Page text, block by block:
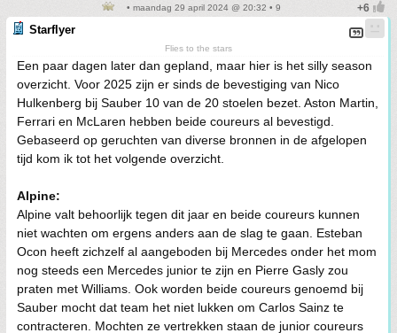
• maandag 29 april 2024 @ 20:32 • 9
Starflyer
Flies to the stars
Een paar dagen later dan gepland, maar hier is het silly season
overzicht. Voor 2025 zijn er sinds de bevestiging van Nico
Hulkenberg bij Sauber 10 van de 20 stoelen bezet. Aston Martin,
Ferrari en McLaren hebben beide coureurs al bevestigd.
Gebaseerd op geruchten van diverse bronnen in de afgelopen
tijd kom ik tot het volgende overzicht.
Alpine:
Alpine valt behoorlijk tegen dit jaar en beide coureurs kunnen
niet wachten om ergens anders aan de slag te gaan. Esteban
Ocon heeft zichzelf al aangeboden bij Mercedes onder het mom
nog steeds een Mercedes junior te zijn en Pierre Gasly zou
praten met Williams. Ook worden beide coureurs genoemd bij
Sauber mocht dat team het niet lukken om Carlos Sainz te
contracteren. Mochten ze vertrekken staan de junior coureurs